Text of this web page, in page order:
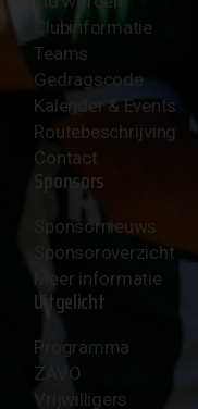
Clubinformatie
Teams
Gedragscode
Kalender & Events
Routebeschrijving
Contact
Sponsors
Sponsornieuws
Sponsoroverzicht
Meer informatie
Uitgelicht
Programma
ZAVO
Vrijwilligers